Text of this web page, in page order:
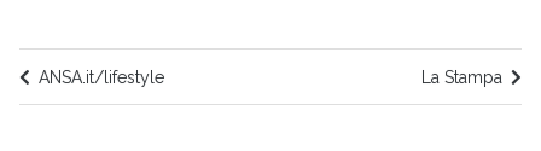
ANSA.it/lifestyle La Stampa